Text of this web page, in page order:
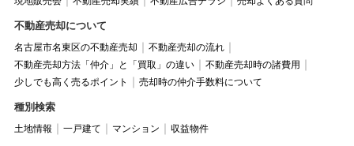
不動産売却について
名古屋市名東区の不動産売却
不動産売却の流れ
不動産売却方法「仲介」と「買取」の違い
不動産売却時の諸費用
少しでも高く売るポイント
売却時の仲介手数料について
種別検索
土地情報 一戸建て マンション 収益物件